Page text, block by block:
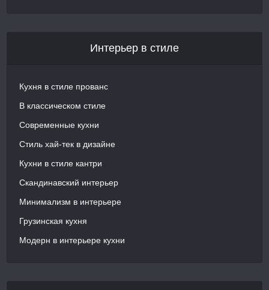
Интерьер в стиле
Кухня в стиле прованс
В классическом стиле
Современные кухни
Стиль хай-тек в дизайне
Кухни в стиле кантри
Скандинавский интерьер
Минимализм в интерьере
Грузинская кухня
Модерн в интерьере кухни